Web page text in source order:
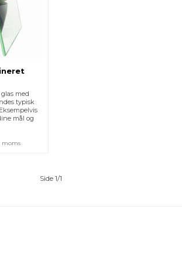
med
typisk
mål og
moms
Side 1/1